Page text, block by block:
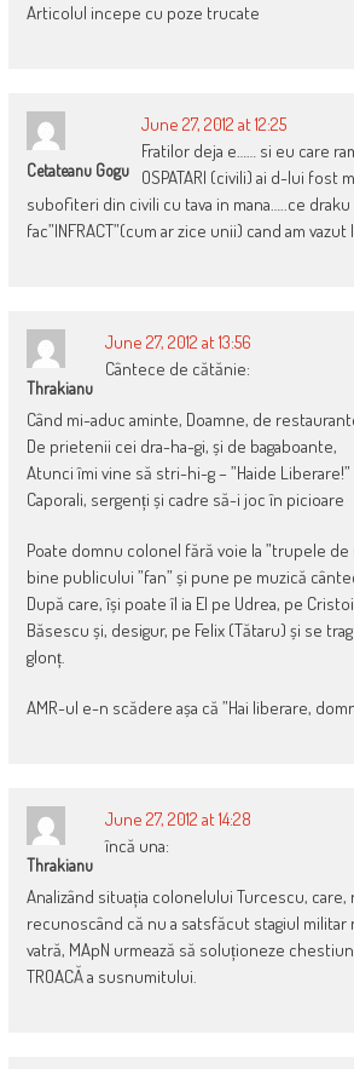
Articolul incepe cu poze trucate
Cetateanu Gogu
June 27, 2012 at 12:25
Fratilor deja e…… si eu care
OSPATARI (civili) ai d-lui
subofiteri din civili cu tava in mana…..ce draku
fac”INFRACT”(cum ar zice unii) cand am vazut
Thrakianu
June 27, 2012 at 13:56
Cântece de cătănie:
Când mi-aduc aminte, Doamne, de
De prietenii cei dra-ha-gi, și de bagaboante,
Atunci îmi vine să stri-hi-g – ”Haide Liberare!”
Caporali, sergenți și cadre să-i joc în picioare
Poate domnu colonel fără voie la ”trupele
bine publicului ”fan” și pune pe muzică
După care, își poate îl ia El pe Udrea, pe
Băsescu și, desigur, pe Felix (Tătaru) și se
glonț.
AMR-ul e-n scădere așa că ”Hai liberare,
Thrakianu
June 27, 2012 at 14:28
încă una:
Analizând situația colonelului Turcescu,
recunoscând că nu a satsfăcut stagiul militar
vatră, MApN urmează să soluționeze
TROACĂ a susnumitului.